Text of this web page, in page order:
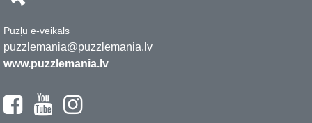
Puzļu e-veikals
puzzlemania@puzzlemania.lv
www.puzzlemania.lv